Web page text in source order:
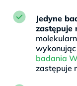
Jedyne
zastępuje
wykonując
badania
zastępuje